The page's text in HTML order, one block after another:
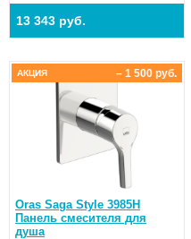
13 343 руб.
Oras Saga Style 3985H
Панель смесителя для
душа
– 1 500 руб.
АКЦИЯ